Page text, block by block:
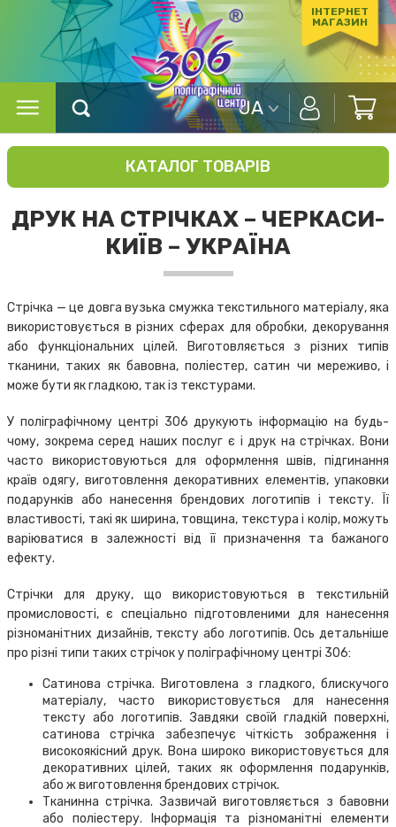
ІНТЕРНЕТ
МАГАЗИН
UA
КАТАЛОГ ТОВАРІВ
ДРУК НА СТРІЧКАХ – ЧЕРКАСИ-
КИЇВ – УКРАЇНА
Стрічка — це довга вузька смужка текстильного матеріалу, яка
використовується в різних сферах для обробки, декорування
або функціональних цілей. Виготовляється з різних типів
тканини, таких як бавовна, поліестер, сатин чи мереживо, і
може бути як гладкою, так із текстурами.
У поліграфічному центрі 306 друкують інформацію на будь-
чому, зокрема серед наших послуг є і друк на стрічках. Вони
часто використовуються для оформлення швів, підгинання
країв одягу, виготовлення декоративних елементів, упаковки
подарунків або нанесення брендових логотипів і тексту. Її
властивості, такі як ширина, товщина, текстура і колір, можуть
варіюватися в залежності від її призначення та бажаного
ефекту.
Стрічки для друку, що використовуються в текстильній
промисловості, є спеціально підготовленими для нанесення
різноманітних дизайнів, тексту або логотипів. Ось детальніше
про різні типи таких стрічок у поліграфічному центрі 306:
Сатинова стрічка. Виготовлена з гладкого, блискучого
матеріалу, часто використовується для нанесення
тексту або логотипів. Завдяки своїй гладкій поверхні,
сатинова стрічка забезпечує чіткість зображення і
високоякісний друк. Вона широко використовується для
декоративних цілей, таких як оформлення подарунків,
або ж виготовлення брендових стрічок.
Тканинна стрічка. Зазвичай виготовляється з бавовни
або поліестеру. Інформація та різноманітні елементи